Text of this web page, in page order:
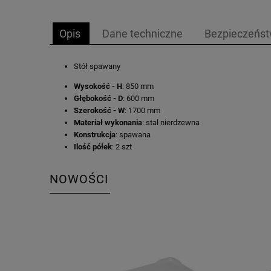
Opis Dane techniczne
Stół spawany
Wysokość - H: 850 mm
Głębokość - D: 600 mm
Szerokość - W: 1700 mm
Materiał wykonania: stal nierdzewna
Konstrukcja: spawana
Ilość półek: 2 szt
NOWOŚCI